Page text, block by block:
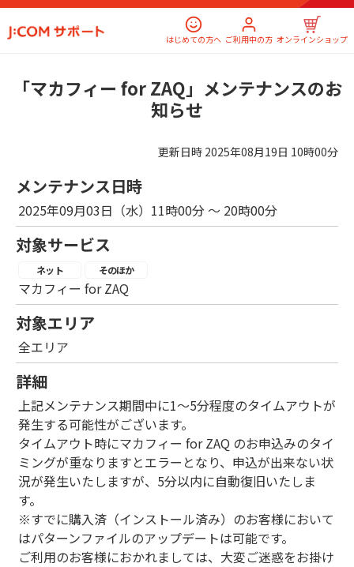
はじめての方へ ご利用中の方 オンラインショップ
「マカフィー for ZAQ」メンテナンスのお
知らせ
更新日時 2025年08月19日 10時00分
メンテナンス日時
2025年09月03日（水）11時00分 ～ 20時00分
対象サービス
ネット そのほか
マカフィー for ZAQ
対象エリア
全エリア
詳細
上記メンテナンス期間中に1～5分程度のタイムアウトが
発生する可能性がございます。
タイムアウト時にマカフィー for ZAQ のお申込みのタイ
ミングが重なりますとエラーとなり、申込が出来ない状
況が発生いたしますが、5分以内に自動復旧いたしま
す。
※すでに購入済（インストール済み）のお客様において
はパターンファイルのアップデートは可能です。
ご利用のお客様におかれましては、大変ご迷惑をお掛け